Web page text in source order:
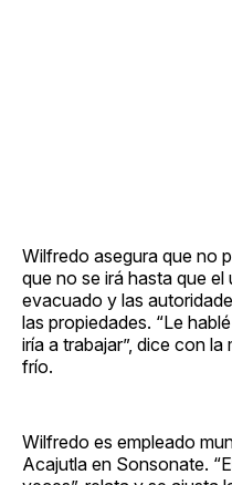
Wilfredo asegura que no
que no se irá hasta que
evacuado y las
las propiedades. “Le
iría a trabajar”, dice con
frío.
Wilfredo es empleado
Acajutla en Sonsonate.